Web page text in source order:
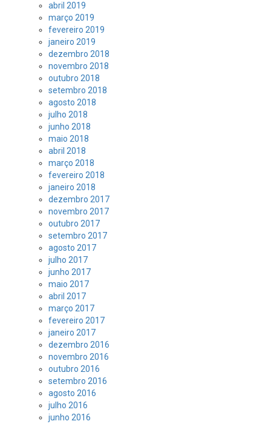
abril 2019
março 2019
fevereiro 2019
janeiro 2019
dezembro 2018
novembro 2018
outubro 2018
setembro 2018
agosto 2018
julho 2018
junho 2018
maio 2018
abril 2018
março 2018
fevereiro 2018
janeiro 2018
dezembro 2017
novembro 2017
outubro 2017
setembro 2017
agosto 2017
julho 2017
junho 2017
maio 2017
abril 2017
março 2017
fevereiro 2017
janeiro 2017
dezembro 2016
novembro 2016
outubro 2016
setembro 2016
agosto 2016
julho 2016
junho 2016